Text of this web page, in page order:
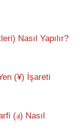
Nasıl Yapılır?
(¥) İşareti
(ⅎ) Nasıl